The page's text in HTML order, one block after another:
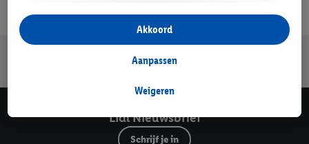
Veilig winkelen
Lidl Nieuwsbrief
Schrijf je in
opslaan van voorkeursinstellingen, het verzamelen en
analyseren van statistieken of voor het tonen van
gepersonaliseerde reclame binnen en buiten de Lidl-diensten.
gegevens over jouw aankoopgedrag in de winkel ook voor de
Als je hier toestemming geeft aan ons voor het personaliseren
van reclame en als je vervolgens een Lidl Plus-account
Weigeren
Aanpassen
Akkoord